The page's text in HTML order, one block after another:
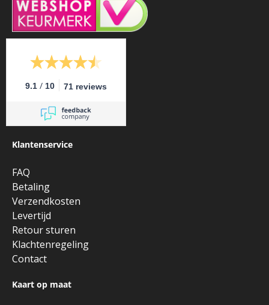
9.1 / 10 71 reviews
Klantenservice
FAQ
Betaling
Verzendkosten
Levertijd
Retour sturen
Klachtenregeling
Contact
Kaart op maat